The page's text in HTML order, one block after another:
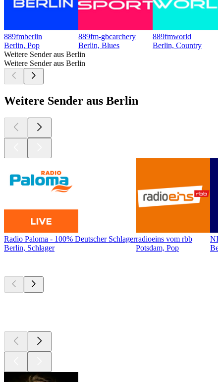
889fmberlin
Berlin, Pop
889fm-gbcarchery
Berlin, Blues
889fmworld
Berlin, Country
Weitere Sender aus Berlin
Weitere Sender aus Berlin
Weitere Sender aus Berlin
Radio Paloma - 100% Deutscher Schlager
Berlin, Schlager
radioeins vom rbb
Potsdam, Pop